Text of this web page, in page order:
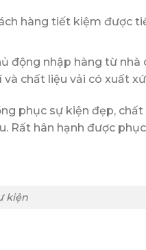
hàng tiết kiệm được
động nhập hàng từ nhà
chất liệu vải có xuất
phục sự kiện đẹp, chất
Rất hân hạnh được
kiện